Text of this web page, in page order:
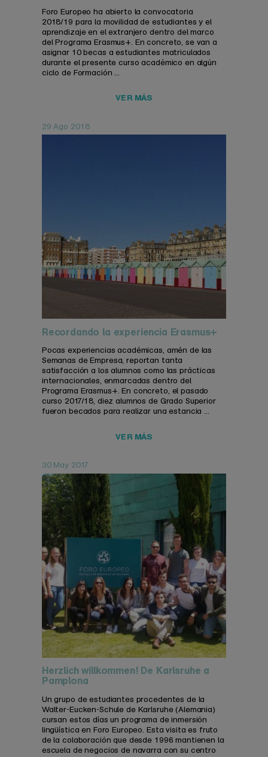
Foro Europeo ha abierto la convocatoria
2018/19 para la movilidad de estudiantes y el
aprendizaje en el extranjero dentro del marco
del Programa Erasmus+. En concreto, se van a
asignar 10 becas a estudiantes matriculados
durante el presente curso académico en algún
ciclo de Formación ...
VER MÁS
29 Ago 2018
Recordando la experiencia Erasmus+
Pocas experiencias académicas, amén de las
Semanas de Empresa, reportan tanta
satisfacción a los alumnos como las prácticas
internacionales, enmarcadas dentro del
Programa Erasmus+. En concreto, el pasado
curso 2017/18, diez alumnos de Grado Superior
fueron becados para realizar una estancia ...
VER MÁS
30 May 2017
Herzlich willkommen! De Karlsruhe a
Pamplona
Un grupo de estudiantes procedentes de la
Walter-Eucken-Schule de Karlsruhe (Alemania)
cursan estos días un programa de inmersión
lingüística en Foro Europeo. Esta visita es fruto
de la colaboración que desde 1996 mantienen la
escuela de negocios de navarra con su centro